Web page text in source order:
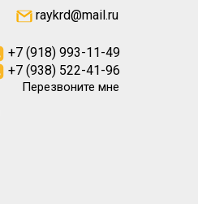
raykrd@mail.ru
Перезвоните мне
+7 (918) 993-11-49
+7 (938) 522-41-96